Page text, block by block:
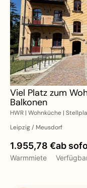
Viel Platz zum
Balkonen
HWR | Wohnküche |
Leipzig / Meusdorf
1.955,78 €
Warmmiete
ab